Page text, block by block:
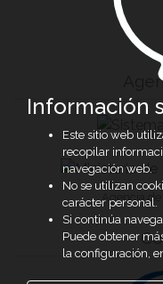
Agencia
Información
Este sitio web
recopilar
navegación web.
No se utilizan
carácter personal.
Si continúa
Puede obtener
la configuración,